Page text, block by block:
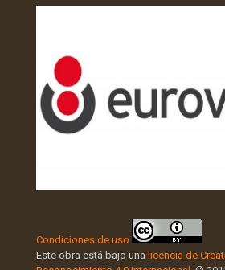
Condiciones de uso
Este obra está bajo una licencia de